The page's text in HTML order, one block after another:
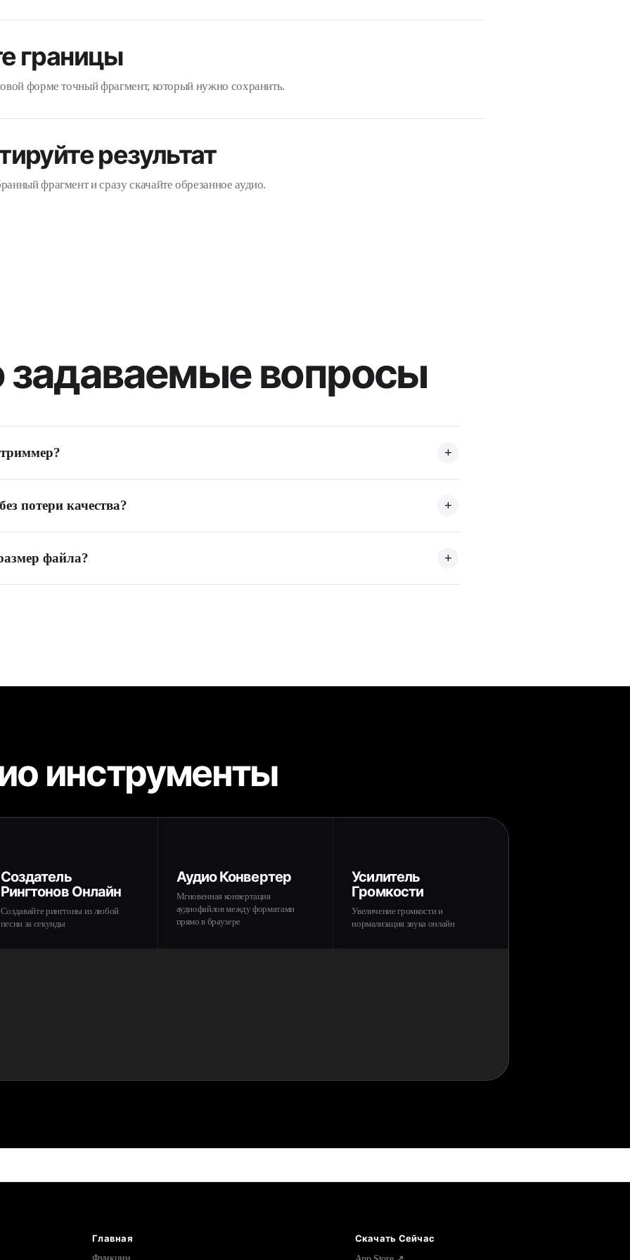
границы
форме точный фрагмент, который нужно сохранить.
результат
фрагмент и сразу скачайте обрезанное аудио.
задаваемые вопросы
+
потери качества? +
файла? +
инструменты
Создатель
Рингтонов Онлайн
Создавайте рингтоны из любой
песни за секунды
Аудио Конвертер
Мгновенная конвертация
аудиофайлов между форматами
прямо в браузере
Усилитель
Громкости
Увеличение громкости и
нормализация звука онлайн
Главная Скачать Сейчас